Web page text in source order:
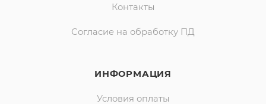
Контакты
Согласие на обработку ПД
ИНФОРМАЦИЯ
Условия оплаты